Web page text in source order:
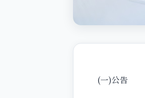
(一)公告